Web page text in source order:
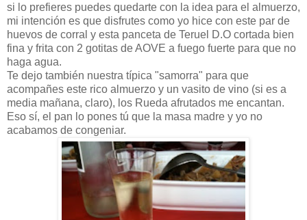
si lo prefieres puedes quedarte con la idea para el almuerzo,
mi intención es que disfrutes como yo hice con este par de
huevos de corral y esta panceta de Teruel D.O cortada bien
fina y frita con 2 gotitas de AOVE a fuego fuerte para que no
haga agua.
Te dejo también nuestra típica "samorra" para que
acompañes este rico almuerzo y un vasito de vino (si es a
media mañana, claro), los Rueda afrutados me encantan.
Eso sí, el pan lo pones tú que la masa madre y yo no
acabamos de congeniar.